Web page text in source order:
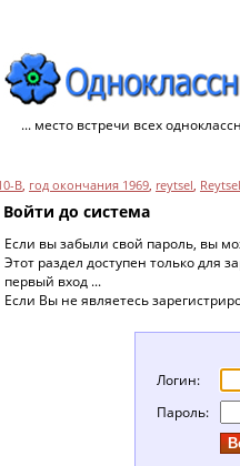
... место встречи всех
B, год окончания 1969, reytsel, Reytsel
Войти до система
Если вы забыли свой пароль, вы
Этот раздел доступен только для
первый вход ...
Если Вы не являетесь
Логин:
Пароль: